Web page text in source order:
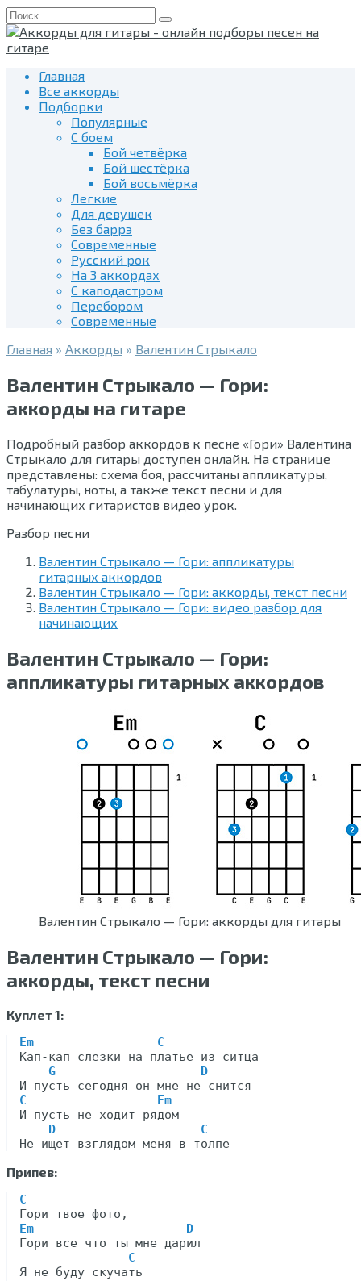
Перейти
к
содержанию
Search
for:
Главная
Все аккорды
Подборки
Популярные
С боем
Бой четвёрка
Бой шестёрка
Бой восьмёрка
Легкие
Для девушек
Без баррэ
Современные
Русский рок
На 3 аккордах
С каподастром
Перебором
Современные
Главная » Аккорды » Валентин Стрыкало
Валентин Стрыкало — Гори:
аккорды на гитаре
Подробный разбор аккордов к песне «Гори» Валентина
Стрыкало для гитары доступен онлайн. На странице
представлены: схема боя, рассчитаны аппликатуры,
табулатуры, ноты, а также текст песни и для
начинающих гитаристов видео урок.
Разбор песни
Валентин Стрыкало — Гори: аппликатуры
гитарных аккордов
Валентин Стрыкало — Гори: аккорды, текст песни
Валентин Стрыкало — Гори: видео разбор для
начинающих
Валентин Стрыкало — Гори:
аппликатуры гитарных аккордов
Валентин Стрыкало — Гори: аккорды для гитары
Валентин Стрыкало — Гори:
аккорды, текст песни
Куплет 1:
Em                 C
Кап-кап слезки на платье из ситца
G                    D
C                  Em
И пусть не ходит рядом
D                    C
Припев:
C
Em                     D
Гори все что ты мне дарил
C
Я не буду скучать